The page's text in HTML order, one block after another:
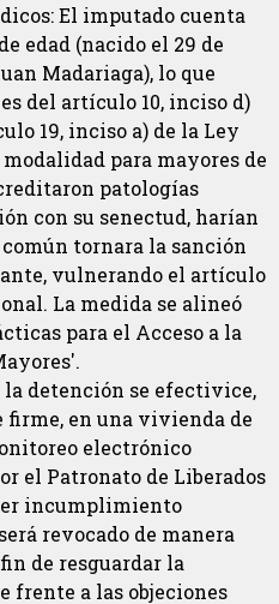
El imputado cuenta
edad (nacido el 29 de
Madariaga), lo que
del artículo 10, inciso d)
19, inciso a) de la Ley
para mayores de
patologías
con su senectud, harían
tornara la sanción
vulnerando el artículo
La medida se alineó
para el Acceso a la
la detención se efectivice,
firme, en una vivienda de
electrónico
el Patronato de Liberados
incumplimiento
revocado de manera
de resguardar la
frente a las objeciones